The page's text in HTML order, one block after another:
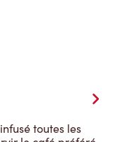
toutes les